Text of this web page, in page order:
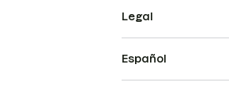
Legal
Español